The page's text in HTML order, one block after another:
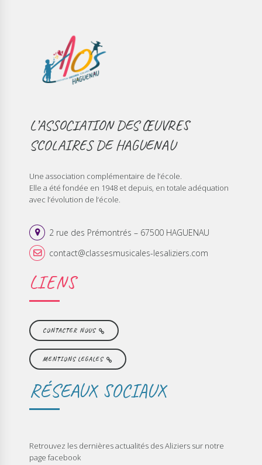
L’ASSOCIATION DES ŒUVRES
SCOLAIRES DE HAGUENAU
Une association complémentaire de l’école.
Elle a été fondée en 1948 et depuis, en totale adéquation
avec l’évolution de l‘école.
2 rue des Prémontrés – 67500 HAGUENAU
contact@classesmusicales-lesaliziers.com
LIENS
CONTACTER NOUS
MENTIONS LEGALES
RÉSEAUX SOCIAUX
Retrouvez les dernières actualités des Aliziers sur notre
page facebook